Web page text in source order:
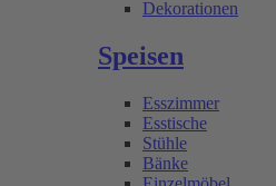
Dekorationen
Speisen
Esszimmer
Esstische
Stühle
Bänke